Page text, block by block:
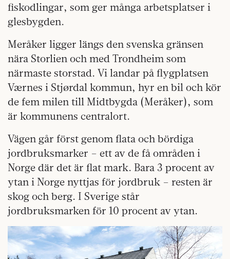
fiskodlingar, som ger många arbetsplatser i
glesbygden.
Meråker ligger längs den svenska gränsen
nära Storlien och med Trondheim som
närmaste storstad. Vi landar på flygplatsen
Værnes i Stjørdal kommun, hyr en bil och kör
de fem milen till Midtbygda (Meråker), som
är kommunens centralort.
Vägen går först genom flata och bördiga
jordbruksmarker – ett av de få områden i
Norge där det är flat mark. Bara 3 procent av
ytan i Norge nyttjas för jordbruk – resten är
skog och berg. I Sverige står
jordbruksmarken för 10 procent av ytan.